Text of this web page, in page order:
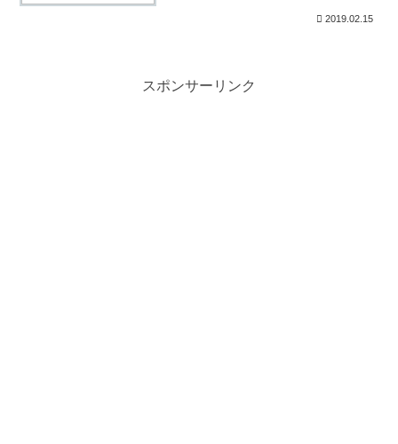
2019.02.15
スポンサーリンク